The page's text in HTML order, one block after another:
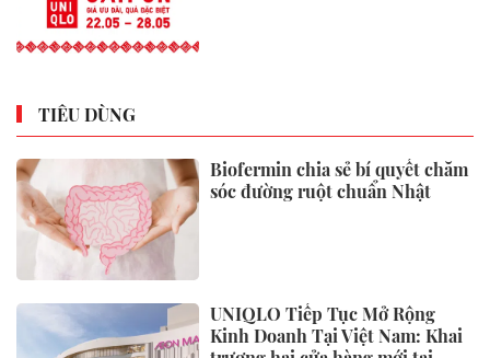
TIÊU DÙNG
Biofermin chia sẻ bí quyết chăm
sóc đường ruột chuẩn Nhật
UNIQLO Tiếp Tục Mở Rộng
Kinh Doanh Tại Việt Nam: Khai